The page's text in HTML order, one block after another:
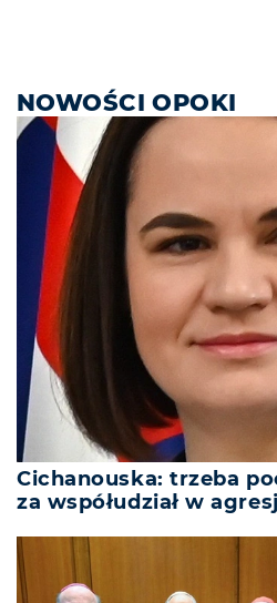
NOWOŚCI OPOKI
Cichanouska: trzeba
za współudział w